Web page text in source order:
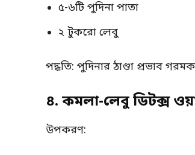
৫-৬টি পুদিনা পাতা
২ টুকরো লেবু
পদ্ধতি: পুদিনার ঠাণ্ডা প্রভাব
৪. কমলা-লেবু ডিটক্স
উপকরণ: